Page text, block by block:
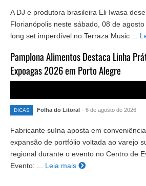
A DJ e produtora brasileira Eli Iwasa
Florianópolis neste sábado, 08 de
long set imperdível no Terraza Music ...
Pamplona Alimentos Destaca Linha
Expoagas 2026 em Porto Alegre
DICAS Folha do Litoral - 6 de agosto de 2026
Fabricante suína aposta em
expansão de portfólio voltada ao varejo
regional durante o evento no Centro de
Evento: ... Leia mais